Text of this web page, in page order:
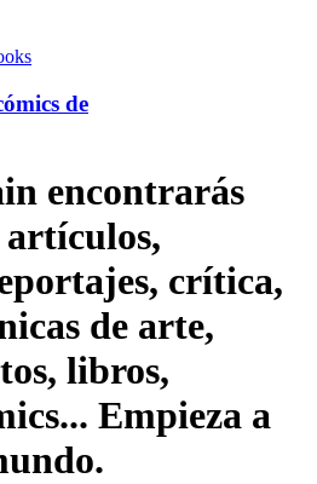
de
encontrarás
crítica,
de arte,
libros,
Empieza a